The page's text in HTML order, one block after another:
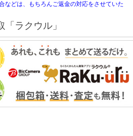
などは、もちろんご返金の対応をさせていた
ラクウル」